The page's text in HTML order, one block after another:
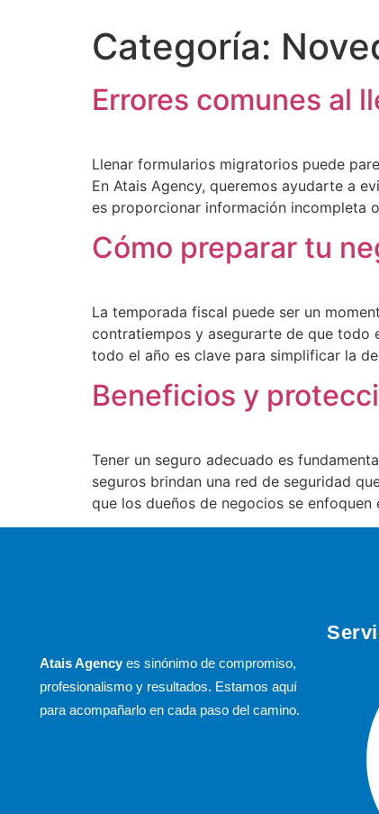
Categoría:
Errores comunes al
Llenar formularios migratorios puede
En Atais Agency, queremos ayudarte a
es proporcionar información incompleta
Cómo preparar tu
La temporada fiscal puede ser un
contratiempos y asegurarte de que todo
todo el año es clave para simplificar la
Beneficios y
Tener un seguro adecuado es
seguros brindan una red de seguridad
que los dueños de negocios se
Atais Agency es sinónimo de compromiso,
profesionalismo y resultados. Estamos aquí
para acompañarlo en cada paso del camino.